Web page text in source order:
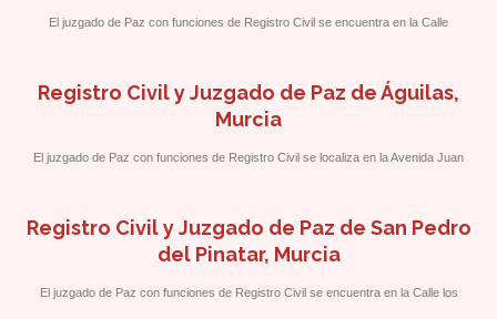
El juzgado de Paz con funciones de Registro Civil se encuentra en la Calle
Registro Civil y Juzgado de Paz de Águilas,
Murcia
El juzgado de Paz con funciones de Registro Civil se localiza en la Avenida Juan
Registro Civil y Juzgado de Paz de San Pedro
del Pinatar, Murcia
El juzgado de Paz con funciones de Registro Civil se encuentra en la Calle los